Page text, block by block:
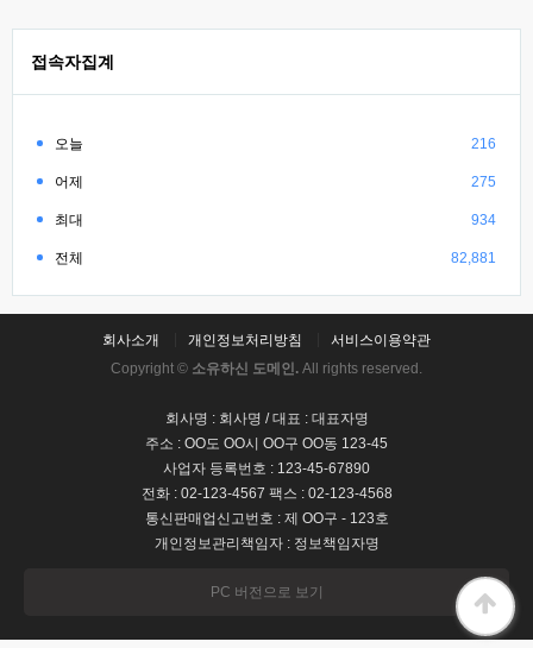
접속자집계
오늘 216
어제 275
최대 934
전체 82,881
회사소개 개인정보처리방침
서비스이용약관
Copyright © 소유하신 도메인. All rights reserved.
회사명 : 회사명 / 대표 : 대표자명
주소 : OO도 OO시 OO구 OO동 123-45
사업자 등록번호 : 123-45-67890
전화 : 02-123-4567 팩스 : 02-123-4568
통신판매업신고번호 : 제 OO구 - 123호
개인정보관리책임자 : 정보책임자명
PC 버전으로 보기